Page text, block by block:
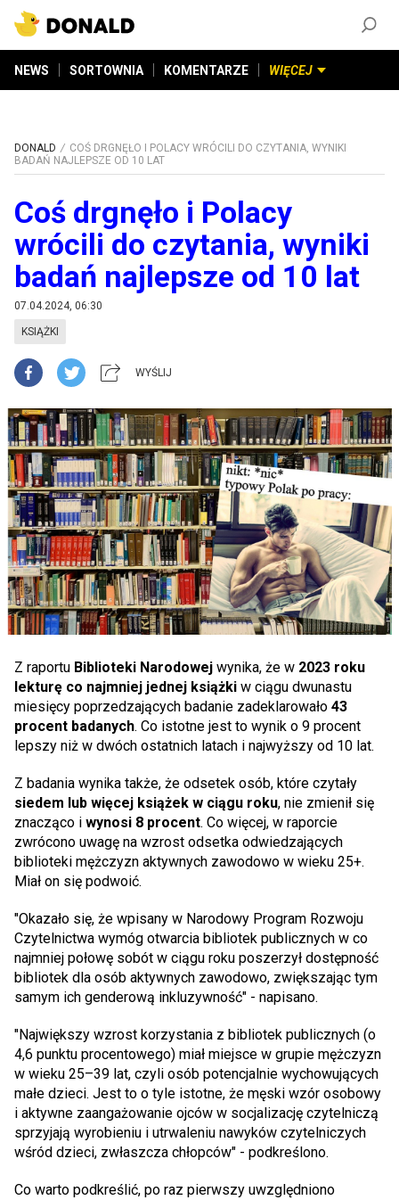
NEWS SORTOWNIA KOMENTARZE WIĘCEJ
DONALD
COŚ DRGNĘŁO I POLACY WRÓCILI DO CZYTANIA, WYNIKI
BADAŃ NAJLEPSZE OD 10 LAT
Coś drgnęło i Polacy
wrócili do czytania, wyniki
badań najlepsze od 10 lat
07.04.2024, 06:30
KSIĄŻKI
WYŚLIJ
Z raportu Biblioteki Narodowej wynika, że w 2023 roku
lekturę co najmniej jednej książki w ciągu dwunastu
miesięcy poprzedzających badanie zadeklarowało 43
procent badanych. Co istotne jest to wynik o 9 procent
lepszy niż w dwóch ostatnich latach i najwyższy od 10 lat.
Z badania wynika także, że odsetek osób, które czytały
siedem lub więcej książek w ciągu roku, nie zmienił się
znacząco i wynosi 8 procent. Co więcej, w raporcie
zwrócono uwagę na wzrost odsetka odwiedzających
biblioteki mężczyzn aktywnych zawodowo w wieku 25+.
Miał on się podwoić.
"Okazało się, że wpisany w Narodowy Program Rozwoju
Czytelnictwa wymóg otwarcia bibliotek publicznych w co
najmniej połowę sobót w ciągu roku poszerzył dostępność
bibliotek dla osób aktywnych zawodowo, zwiększając tym
samym ich genderową inkluzywność" - napisano.
"Największy wzrost korzystania z bibliotek publicznych (o
4,6 punktu procentowego) miał miejsce w grupie mężczyzn
w wieku 25–39 lat, czyli osób potencjalnie wychowujących
małe dzieci. Jest to o tyle istotne, że męski wzór osobowy
i aktywne zaangażowanie ojców w socjalizację czytelniczą
sprzyjają wyrobieniu i utrwaleniu nawyków czytelniczych
wśród dzieci, zwłaszcza chłopców" - podkreślono.
Co warto podkreślić, po raz pierwszy uwzględniono